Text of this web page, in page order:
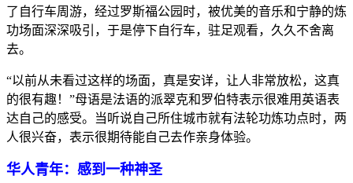
了自行车周游，经过罗斯福公园时，被优美的音乐和宁静的炼
功场面深深吸引，于是停下自行车，驻足观看，久久不舍离
去。
“以前从未看过这样的场面，真是安详，让人非常放松，这真
的很有趣！”母语是法语的派翠克和罗伯特表示很难用英语表
达自己的感受。当听说自己所住城市就有法轮功炼功点时，两
人很兴奋，表示很期待能自己去作亲身体验。
华人青年：感到一种神圣